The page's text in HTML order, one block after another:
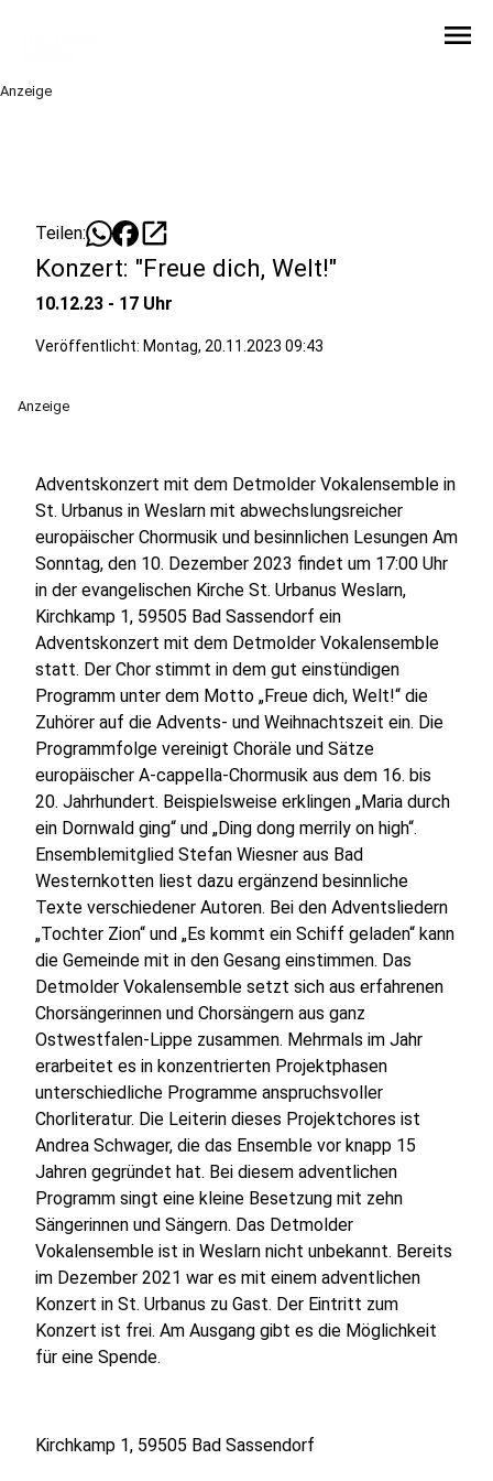
menu
Anzeige
Teilen: open_in_new
Konzert: "Freue dich, Welt!"
10.12.23 - 17 Uhr
Veröffentlicht: Montag, 20.11.2023 09:43
Anzeige
Adventskonzert mit dem Detmolder Vokalensemble in
St. Urbanus in Weslarn mit abwechslungsreicher
europäischer Chormusik und besinnlichen Lesungen Am
Sonntag, den 10. Dezember 2023 findet um 17:00 Uhr
in der evangelischen Kirche St. Urbanus Weslarn,
Kirchkamp 1, 59505 Bad Sassendorf ein
Adventskonzert mit dem Detmolder Vokalensemble
statt. Der Chor stimmt in dem gut einstündigen
Programm unter dem Motto „Freue dich, Welt!“ die
Zuhörer auf die Advents- und Weihnachtszeit ein. Die
Programmfolge vereinigt Choräle und Sätze
europäischer A-cappella-Chormusik aus dem 16. bis
20. Jahrhundert. Beispielsweise erklingen „Maria durch
ein Dornwald ging“ und „Ding dong merrily on high“.
Ensemblemitglied Stefan Wiesner aus Bad
Westernkotten liest dazu ergänzend besinnliche
Texte verschiedener Autoren. Bei den Adventsliedern
„Tochter Zion“ und „Es kommt ein Schiff geladen“ kann
die Gemeinde mit in den Gesang einstimmen. Das
Detmolder Vokalensemble setzt sich aus erfahrenen
Chorsängerinnen und Chorsängern aus ganz
Ostwestfalen-Lippe zusammen. Mehrmals im Jahr
erarbeitet es in konzentrierten Projektphasen
unterschiedliche Programme anspruchsvoller
Chorliteratur. Die Leiterin dieses Projektchores ist
Andrea Schwager, die das Ensemble vor knapp 15
Jahren gegründet hat. Bei diesem adventlichen
Programm singt eine kleine Besetzung mit zehn
Sängerinnen und Sängern. Das Detmolder
Vokalensemble ist in Weslarn nicht unbekannt. Bereits
im Dezember 2021 war es mit einem adventlichen
Konzert in St. Urbanus zu Gast. Der Eintritt zum
Konzert ist frei. Am Ausgang gibt es die Möglichkeit
für eine Spende.
Kirchkamp 1, 59505 Bad Sassendorf